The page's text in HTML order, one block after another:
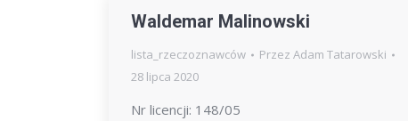
Waldemar Malinowski
lista_rzeczoznawców Przez Adam Tatarowski
28 lipca 2020
Nr licencji: 148/05